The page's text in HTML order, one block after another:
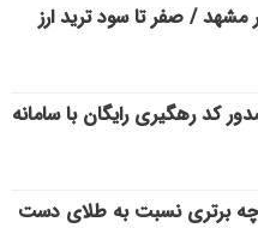
مشهد / صفر تا سود ترید ارز
کد رهگیری رایگان با سامانه
برتری نسبت به طلای دست